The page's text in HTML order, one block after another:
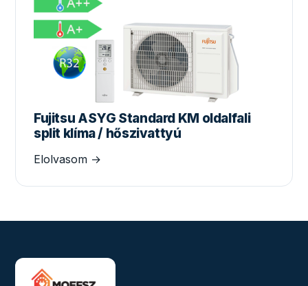
Fujitsu ASYG Standard KM oldalfali
split klíma / hőszivattyú
Elolvasom →